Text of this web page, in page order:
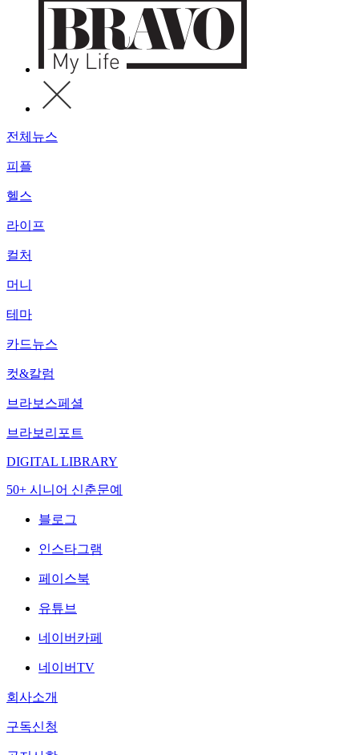
전체뉴스
피플
헬스
라이프
컬처
머니
테마
카드뉴스
컷&칼럼
브라보스페셜
브라보리포트
DIGITAL LIBRARY
50+ 시니어 신춘문예
블로그
인스타그램
페이스북
유튜브
네이버카페
네이버TV
회사소개
구독신청